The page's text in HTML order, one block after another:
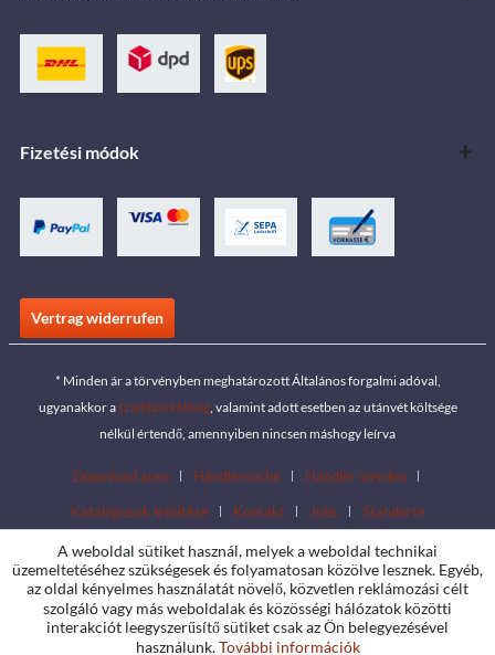
Fizetési módok
Vertrag widerrufen
* Minden ár a törvényben meghatározott Általános forgalmi adóval,
ugyanakkor aszállítási költség, valamint adott esetben az utánvét költsége
nélkül értendő, amennyiben nincsen máshogy leírva
Download area Händlersuche
Händler werden
Katalógusok letöltése
Kontakt Jobs Standorte
A weboldal sütiket használ, melyek a weboldal technikai
üzemeltetéséhez szükségesek és folyamatosan közölve lesznek. Egyéb,
az oldal kényelmes használatát növelő, közvetlen reklámozási célt
szolgáló vagy más weboldalak és közösségi hálózatok közötti
interakciót leegyszerűsítő sütiket csak az Ön belegyezésével
használunk.További információk